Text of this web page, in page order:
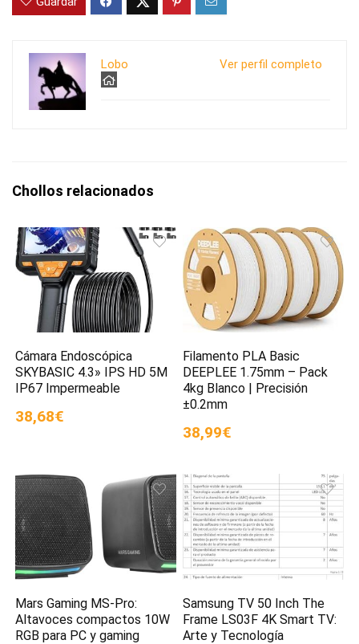
Ver perfil completo
Lobo
Chollos relacionados
Cámara Endoscópica
SKYBASIC 4.3» IPS HD 5M
IP67 Impermeable
38,68€
Filamento PLA Basic
DEEPLEE 1.75mm – Pack
4kg Blanco | Precisión
±0.2mm
38,99€
Mars Gaming MS-Pro:
Altavoces compactos 10W
RGB para PC y gaming
Samsung TV 50 Inch The
Frame LS03F 4K Smart TV:
Arte y Tecnología